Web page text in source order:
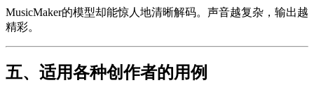
MusicMaker的模型却能惊人地清晰解码。声音越复杂，输出越
精彩。
五、适用各种创作者的用例